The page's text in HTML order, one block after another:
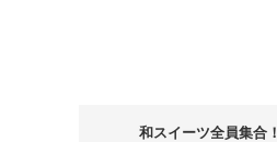
和スイーツ全員集